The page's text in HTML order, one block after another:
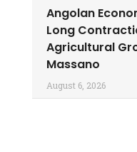
Angolan
Long
Agricultural
Massano
August 6, 2026